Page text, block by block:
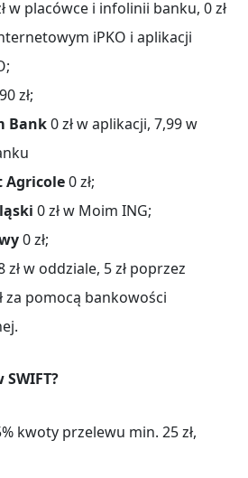
w placówce i infolinii banku, 0 zł
iPKO i aplikacji
zł;
Bank0 zł w aplikacji, 7,99 w
Agricole0 zł;
0 zł w Moim ING;
0 zł;
zł w oddziale, 5 zł poprzez
za pomocą bankowości
kwoty przelewu min. 25 zł,